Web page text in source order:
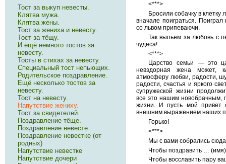
<***>
Бросили собачку в
вначале поиграться.
со львом припеваючи.
Так выпьем за любовь с
чудеса!
<***>
Царство семьи — это
невздорная жена может,
атмосферу любви, радости,
радости, счастья и яркого
супружеской жизни
все это нашим новобрачным,
жизни. И пусть мой привет
внешним выражением наших
Горько!
<***>
Мы с вами собрались
Чтобы поздравить …
Чтобы восславить пару
Тост за выкуп невесты.
Клятва мужа.
Клятва жены.
Тост за жениха и невесту.
Тост за тёщу.
И ещё немного тостов за
невесту.
Тосты в стихах за невесту.
Специальный тост непьющих.
Родительское поздравление.
Ещё несколько тостов за
невесту.
Тост на невесту.
Напутствие жениху.
Тост за свидетелей.
Поздравление тёще.
Поздравление невесте
Поздравление невестке (от
родных)
Напутствие невестке
Напутствие дочери